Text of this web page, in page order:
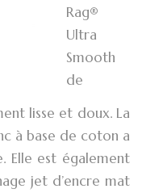
Rag®
Ultra
Smooth
de
lisse et doux. La
à base de coton a
Elle est également
jet d’encre mat